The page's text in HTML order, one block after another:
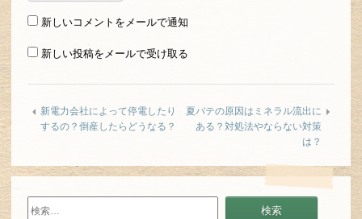
新しいコメントをメールで通知
新しい投稿をメールで受け取る
新電力会社によって停電したり
するの？倒産したらどうなる？
夏バテの原因はミネラル流出に
ある？対処法やならない対策
は？
検